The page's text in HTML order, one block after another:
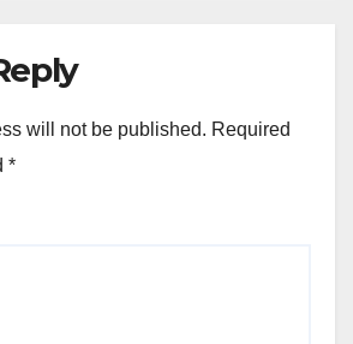
will not be published. Required
*